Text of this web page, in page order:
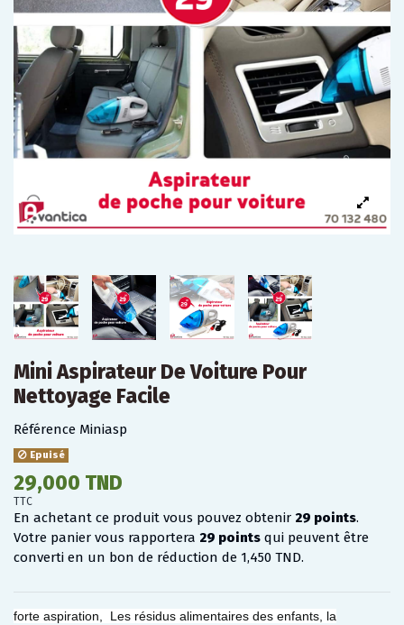
Mini Aspirateur De Voiture Pour
Nettoyage Facile
Référence Miniasp
Epuisé
29,000 TND
TTC
En achetant ce produit vous pouvez obtenir 29 points.
Votre panier vous rapportera 29 points qui peuvent être
converti en un bon de réduction de 1,450 TND.
forte aspiration, Les résidus alimentaires des enfants, la